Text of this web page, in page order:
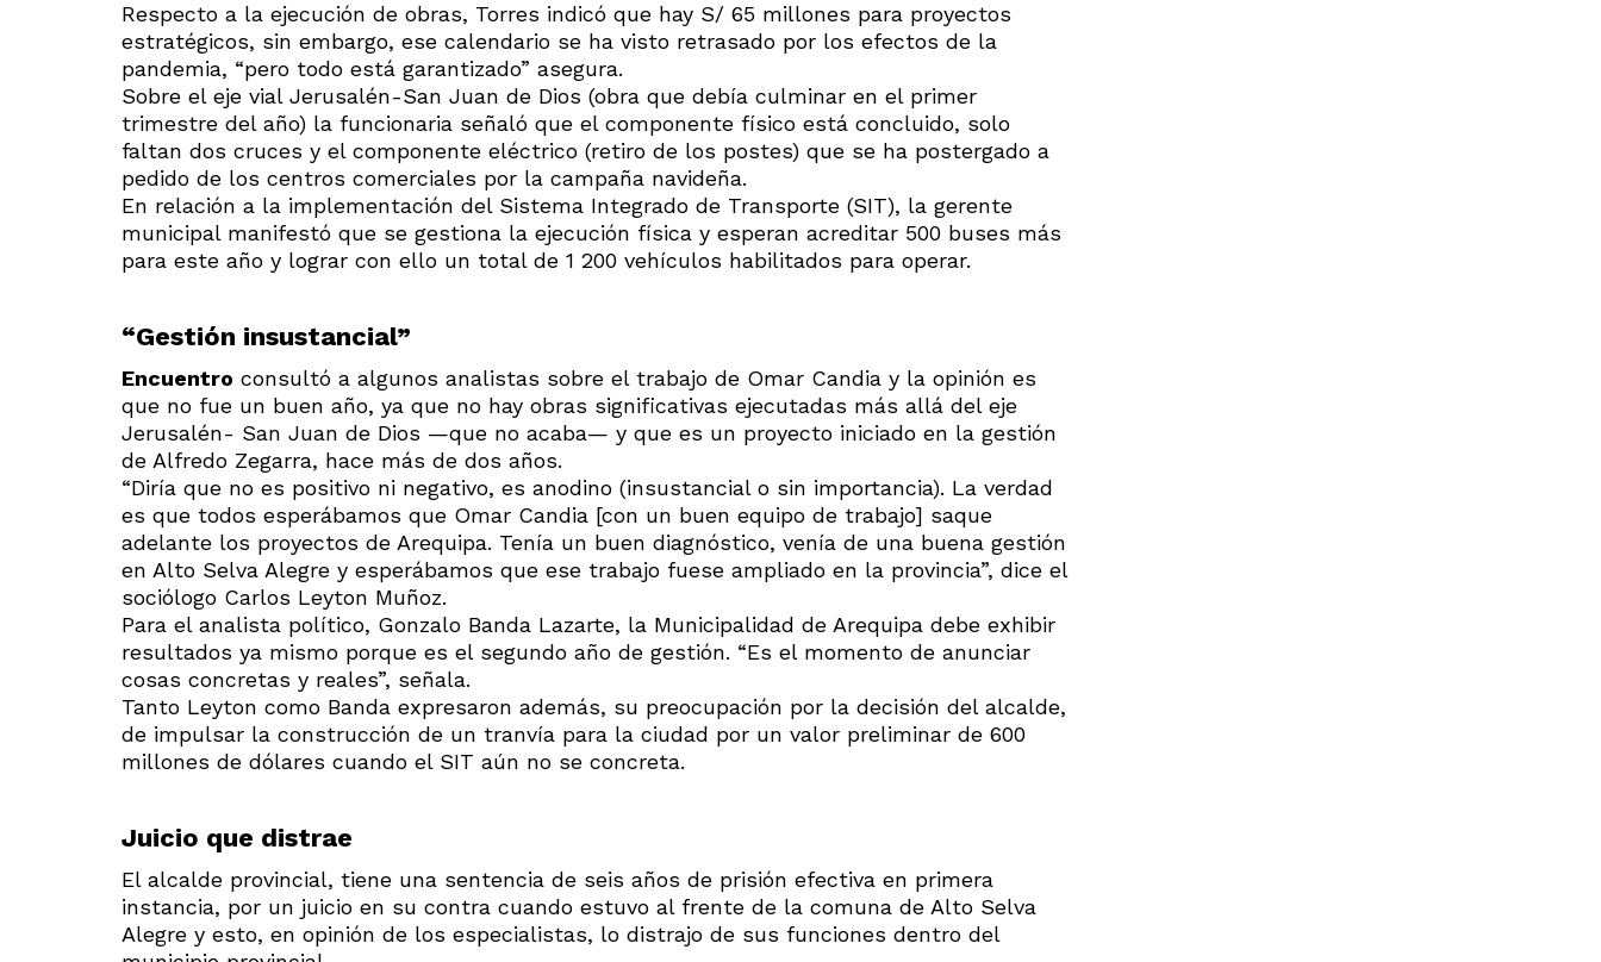
Respecto a la ejecución de obras, Torres indicó que hay S/ 65 millones para proyectos
estratégicos, sin embargo, ese calendario se ha visto retrasado por los efectos de la
pandemia, “pero todo está garantizado” asegura.
Sobre el eje vial Jerusalén-San Juan de Dios (obra que debía culminar en el primer
trimestre del año) la funcionaria señaló que el componente físico está concluido, solo
faltan dos cruces y el componente eléctrico (retiro de los postes) que se ha postergado a
pedido de los centros comerciales por la campaña navideña.
En relación a la implementación del Sistema Integrado de Transporte (SIT), la gerente
municipal manifestó que se gestiona la ejecución física y esperan acreditar 500 buses más
para este año y lograr con ello un total de 1 200 vehículos habilitados para operar.
“Gestión insustancial”
Encuentro consultó a algunos analistas sobre el trabajo de Omar Candia y la opinión es
que no fue un buen año, ya que no hay obras significativas ejecutadas más allá del eje
Jerusalén- San Juan de Dios —que no acaba— y que es un proyecto iniciado en la gestión
de Alfredo Zegarra, hace más de dos años.
“Diría que no es positivo ni negativo, es anodino (insustancial o sin importancia). La verdad
es que todos esperábamos que Omar Candia [con un buen equipo de trabajo] saque
adelante los proyectos de Arequipa. Tenía un buen diagnóstico, venía de una buena gestión
en Alto Selva Alegre y esperábamos que ese trabajo fuese ampliado en la provincia”, dice el
sociólogo Carlos Leyton Muñoz.
Para el analista político, Gonzalo Banda Lazarte, la Municipalidad de Arequipa debe exhibir
resultados ya mismo porque es el segundo año de gestión. “Es el momento de anunciar
cosas concretas y reales”, señala.
Tanto Leyton como Banda expresaron además, su preocupación por la decisión del alcalde,
de impulsar la construcción de un tranvía para la ciudad por un valor preliminar de 600
millones de dólares cuando el SIT aún no se concreta.
Juicio que distrae
El alcalde provincial, tiene una sentencia de seis años de prisión efectiva en primera
instancia, por un juicio en su contra cuando estuvo al frente de la comuna de Alto Selva
Alegre y esto, en opinión de los especialistas, lo distrajo de sus funciones dentro del